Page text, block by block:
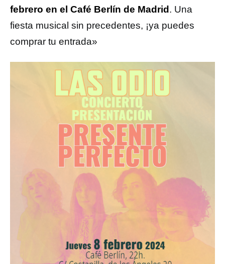
febrero en el Café Berlín de Madrid. Una
fiesta musical sin precedentes, ¡ya puedes
comprar tu entrada»